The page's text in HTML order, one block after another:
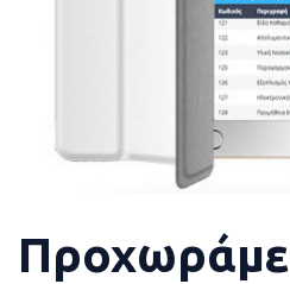
Προχωράμε